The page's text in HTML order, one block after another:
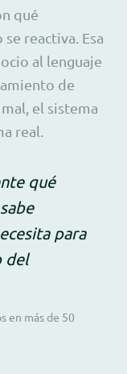
qué
reactiva. Esa
al lenguaje
de
el sistema
real.
qué
para
del
en más de 50